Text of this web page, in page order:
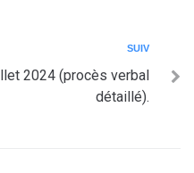
SUIV
2024 (procès verbal
détaillé).